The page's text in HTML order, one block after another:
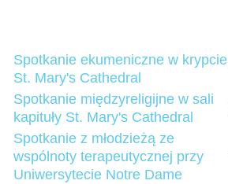
Spotkanie ekumeniczne w krypcie
St. Mary's Cathedral
Spotkanie międzyreligijne w sali
kapituły St. Mary's Cathedral
Spotkanie z młodzieżą ze
wspólnoty terapeutycznej przy
Uniwersytecie Notre Dame